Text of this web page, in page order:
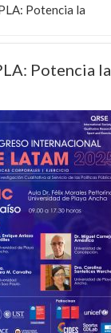
Potencia la
Potencia la